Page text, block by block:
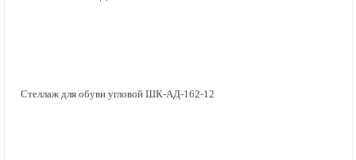
Стеллаж для обуви угловой ШК-АД-162-12